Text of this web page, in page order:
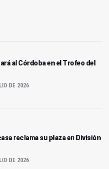
al Córdoba en el Trofeo del
DE 2026
reclama su plaza en División
DE 2026